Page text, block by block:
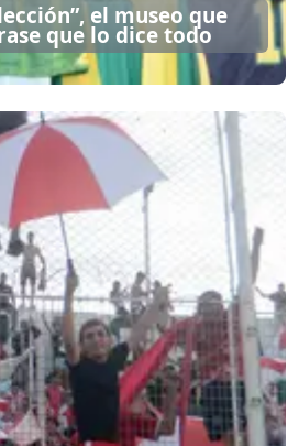
el museo que
que lo dice todo